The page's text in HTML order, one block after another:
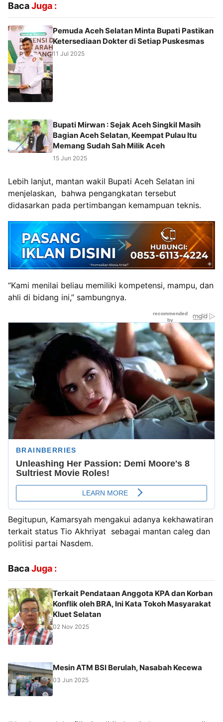
BacaJuga :
Pemuda Aceh Selatan Minta Bupati Pastikan
Ketersediaan Dokter di Setiap Puskesmas
11 Jul 2025
Bupati Mirwan : Sejak Aceh Singkil Masih
Bagian Aceh Selatan, Keempat Pulau Itu
Memang Sudah Sah Milik Aceh
15 Jun 2025
Lebih lanjut, mantan wakil Bupati Aceh Selatan ini
menjelaskan, bahwa pengangkatan tersebut
didasarkan pada pertimbangan kemampuan teknis.
“Kami menilai beliau memiliki kompetensi, mampu, dan
ahli di bidang ini,” sambungnya.
Begitupun, Kamarsyah mengakui adanya kekhawatiran
terkait status Tio Akhriyat sebagai mantan caleg dan
politisi partai Nasdem.
BacaJuga :
Terkait Pendataan Anggota KPA dan Korban
Konflik oleh BRA, Ini Kata Tokoh Masyarakat
Kluet Selatan
02 Nov 2025
Mesin ATM BSI Berulah, Nasabah Kecewa
03 Jun 2025